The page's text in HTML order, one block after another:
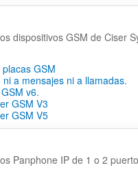
dispositivos GSM de Ciser
GSM
a mensajes ni a llamadas.
v6.
GSM V3
GSM V5
Panphone IP de 1 o 2